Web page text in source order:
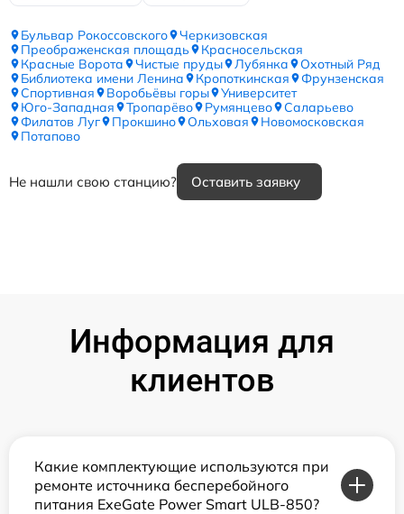
Бульвар Рокоссовского
Черкизовская
Преображенская площадь
Красносельская
Красные Ворота
Чистые пруды Лубянка
Охотный Ряд
Библиотека имени Ленина
Кропоткинская
Фрунзенская
Спортивная
Воробьёвы горы
Университет
Юго-Западная
Тропарёво Румянцево
Саларьево
Филатов Луг
Прокшино Ольховая
Новомосковская
Потапово
Не нашли свою станцию? Оставить заявку
Информация для
клиентов
Какие комплектующие используются при
ремонте источника бесперебойного
питания ExeGate Power Smart ULB-850?